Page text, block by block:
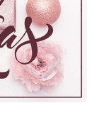
商品詳細はこちら
OFFICINE UNIVERSELLE BULY／オフィシーヌ・ユニヴェルセル
商品詳細はこちら